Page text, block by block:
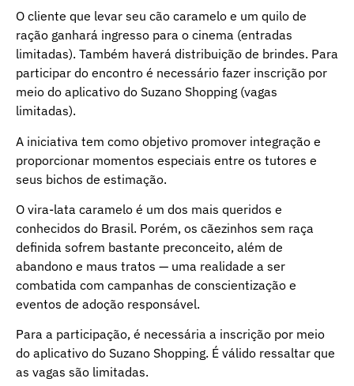
O cliente que levar seu cão caramelo e um quilo de
ração ganhará ingresso para o cinema (entradas
limitadas). Também haverá distribuição de brindes. Para
participar do encontro é necessário fazer inscrição por
meio do aplicativo do Suzano Shopping (vagas
limitadas).
A iniciativa tem como objetivo promover integração e
proporcionar momentos especiais entre os tutores e
seus bichos de estimação.
O vira-lata caramelo é um dos mais queridos e
conhecidos do Brasil. Porém, os cãezinhos sem raça
definida sofrem bastante preconceito, além de
abandono e maus tratos — uma realidade a ser
combatida com campanhas de conscientização e
eventos de adoção responsável.
Para a participação, é necessária a inscrição por meio
do aplicativo do Suzano Shopping. É válido ressaltar que
as vagas são limitadas.